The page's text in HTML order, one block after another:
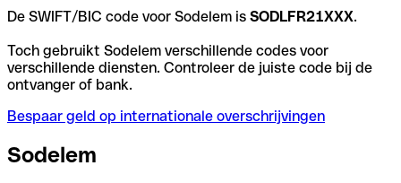
De SWIFT/BIC code voor Sodelem is SODLFR21XXX.
Toch gebruikt Sodelem verschillende codes voor
verschillende diensten. Controleer de juiste code bij de
ontvanger of bank.
Bespaar geld op internationale overschrijvingen
Sodelem